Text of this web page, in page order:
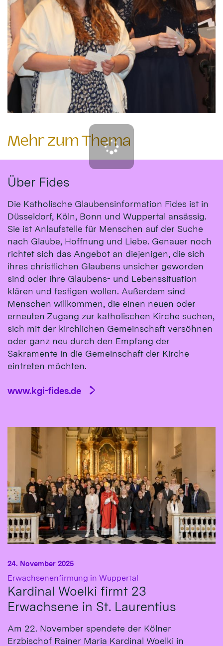
Mehr zum Thema
Über Fides
Die Katholische Glaubensinformation Fides ist in
Düsseldorf, Köln, Bonn und Wuppertal ansässig.
Sie ist Anlaufstelle für Menschen auf der Suche
nach Glaube, Hoffnung und Liebe. Genauer noch
richtet sich das Angebot an diejenigen, die sich
ihres christlichen Glaubens unsicher geworden
sind oder ihre Glaubens- und Lebenssituation
klären und festigen wollen. Außerdem sind
Menschen willkommen, die einen neuen oder
erneuten Zugang zur katholischen Kirche suchen,
sich mit der kirchlichen Gemeinschaft versöhnen
oder ganz neu durch den Empfang der
Sakramente in die Gemeinschaft der Kirche
eintreten möchten.
www.kgi-fides.de
Erwachsenenfirmung in Wuppertal
Kardinal Woelki firmt 23
Erwachsene in St. Laurentius
24. November 2025
Am 22. November spendete der Kölner
Erzbischof Rainer Maria Kardinal Woelki in